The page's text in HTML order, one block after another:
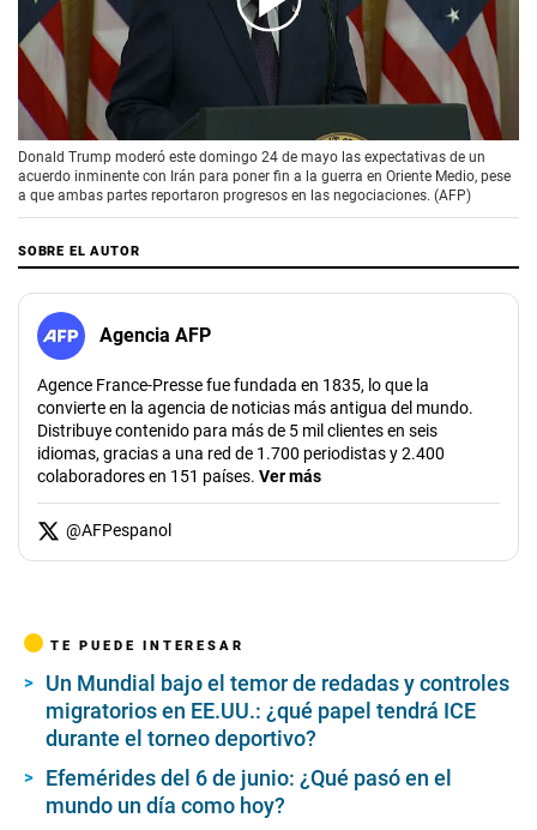
00:00
Donald Trump moderó este domingo 24 de mayo las expectativas de un
acuerdo inminente con Irán para poner fin a la guerra en Oriente Medio, pese
a que ambas partes reportaron progresos en las negociaciones. (AFP)
SOBRE EL AUTOR
Agencia AFP
Agence France-Presse fue fundada en 1835, lo que la
convierte en la agencia de noticias más antigua del mundo.
Distribuye contenido para más de 5 mil clientes en seis
idiomas, gracias a una red de 1.700 periodistas y 2.400
colaboradores en 151 países. Ver más
@AFPespanol
TE PUEDE INTERESAR
Un Mundial bajo el temor de redadas y controles
migratorios en EE.UU.: ¿qué papel tendrá ICE
durante el torneo deportivo?
Efemérides del 6 de junio: ¿Qué pasó en el
mundo un día como hoy?